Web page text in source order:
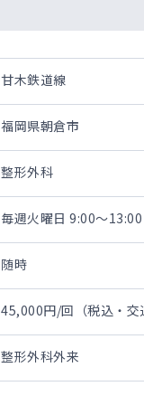
甘木鉄道線
福岡県朝倉市
整形外科
毎週火曜日 9:00～13:00
随時
45,000円/回（税込・交
整形外科外来